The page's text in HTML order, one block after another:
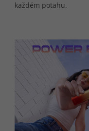
každém potahu.